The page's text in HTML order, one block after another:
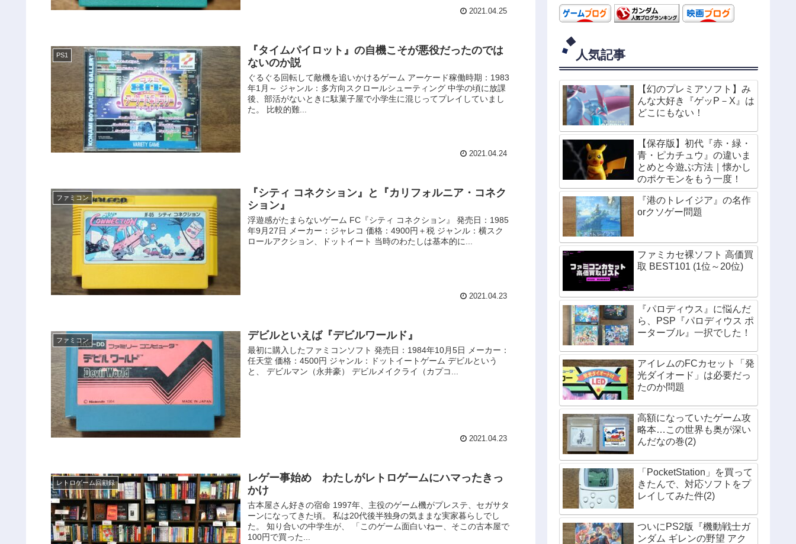
2021.04.25
PS1
『タイムパイロット』の自機こそが悪役だったのでは
ないのか説
ぐるぐる回転して敵機を追いかけるゲーム アーケード稼働時期：1983
年1月～ ジャンル：多方向スクロールシューティング 中学の頃に放課
後、部活がないときに駄菓子屋で小学生に混じってプレイしていまし
た。 比較的難...
2021.04.24
ファミコン
『シティ コネクション』と『カリフォルニア・コネク
ション』
浮遊感がたまらないゲーム FC『シティ コネクション』 発売日：1985
年9月27日 メーカー：ジャレコ 価格：4900円＋税 ジャンル：横スク
ロールアクション、ドットイート 当時のわたしは基本的に...
2021.04.23
ファミコン デビルといえば『デビルワールド』
最初に購入したファミコンソフト 発売日：1984年10月5日 メーカー：
任天堂 価格：4500円 ジャンル：ドットイートゲーム デビルという
と、 デビルマン（永井豪） デビルメイクライ（カプコ...
2021.04.23
レトロゲーム回顧録
レゲー事始め わたしがレトロゲームにハマったきっ
かけ
古本屋さん好きの宿命 1997年、主役のゲーム機がプレステ、セガサタ
ーンになってきた頃。 私は20代後半独身の気ままな実家暮らしでし
た。 知り合いの中学生が、 「このゲーム面白いねー、そこの古本屋で
100円で買った...
人気記事
【幻のプレミアソフト】み
んな大好き『ゲッP－X』は
どこにもない！
【保存版】初代『赤・緑・
青・ピカチュウ』の違いま
とめと今遊ぶ方法｜懐かし
のポケモンをもう一度！
『港のトレイジア』の名作
orクソゲー問題
ファミカセ裸ソフト 高価買
取 BEST101 (1位～20位)
『パロディウス』に悩んだ
ら、PSP『パロディウス ポ
ーターブル』一択でした！
アイレムのFCカセット「発
光ダイオード」は必要だっ
たのか問題
高額になっていたゲーム攻
略本…この世界も奥が深い
んだなの巻(2)
「PocketStation」を買って
きたんで、対応ソフトをプ
レイしてみた件(2)
ついにPS2版『機動戦士ガ
ンダム ギレンの野望 アク